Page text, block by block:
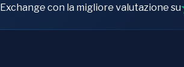
Exchange con la migliore valutazione su